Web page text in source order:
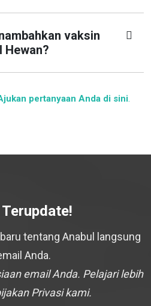
vaksin
Hewan?
pertanyaan Anda di sini.
tentang Anabul langsung
Anda.
email Anda. Pelajari lebih
Privasi kami.